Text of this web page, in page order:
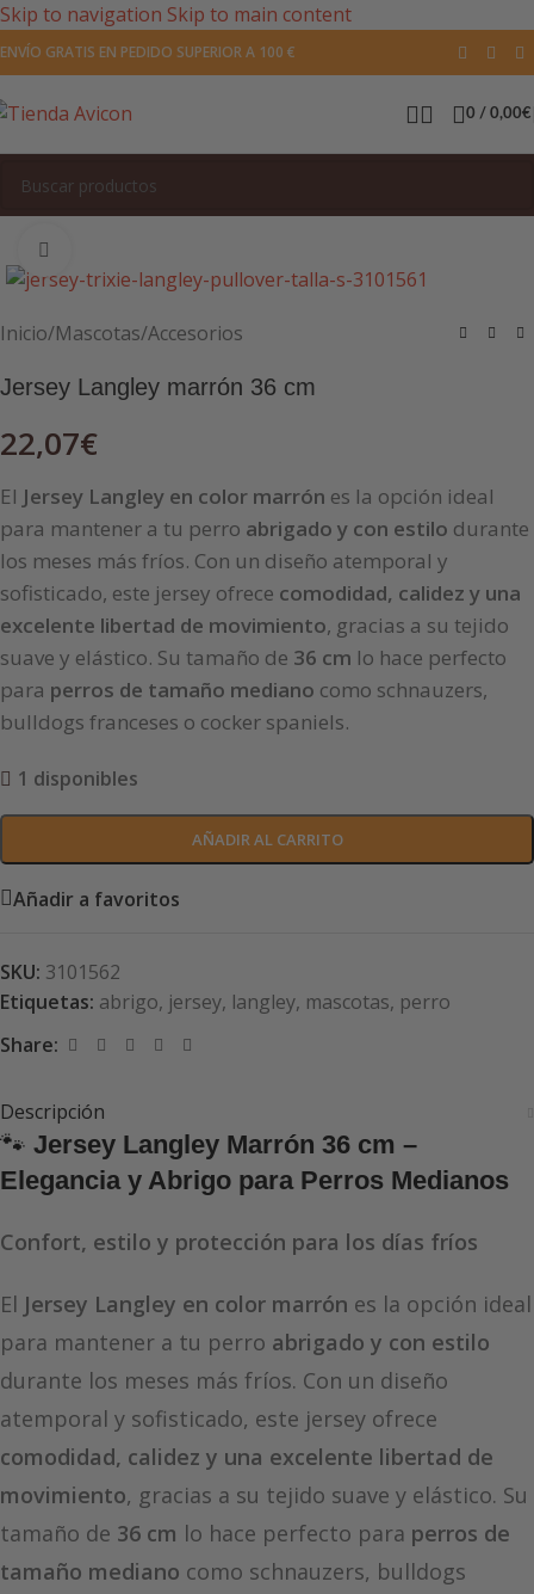
Skip to navigation Skip to main content
ENVÍO GRATIS EN PEDIDO SUPERIOR A 100 €
0 / 0,00€
Inicio/Mascotas/Accesorios
Jersey Langley marrón 36 cm
22,07€
El Jersey Langley en color marrón es la opción ideal
para mantener a tu perro abrigado y con estilo durante
los meses más fríos. Con un diseño atemporal y
sofisticado, este jersey ofrece comodidad, calidez y una
excelente libertad de movimiento, gracias a su tejido
suave y elástico. Su tamaño de 36 cm lo hace perfecto
para perros de tamaño mediano como schnauzers,
bulldogs franceses o cocker spaniels.
1 disponibles
AÑADIR AL CARRITO
Añadir a favoritos
SKU: 3101562
Etiquetas: abrigo, jersey, langley, mascotas, perro
Share:
Descripción
🐾 Jersey Langley Marrón 36 cm –
Elegancia y Abrigo para Perros Medianos
Confort, estilo y protección para los días fríos
El Jersey Langley en color marrón es la opción ideal
para mantener a tu perro abrigado y con estilo
durante los meses más fríos. Con un diseño
atemporal y sofisticado, este jersey ofrece
comodidad, calidez y una excelente libertad de
movimiento, gracias a su tejido suave y elástico. Su
tamaño de 36 cm lo hace perfecto para perros de
tamaño mediano como schnauzers, bulldogs